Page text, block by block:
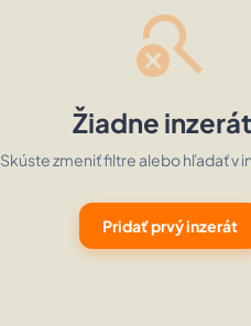
search_off
Žiadne
Skúste zmeniť filtre alebo hľadať v
Pridať prvý inzerát